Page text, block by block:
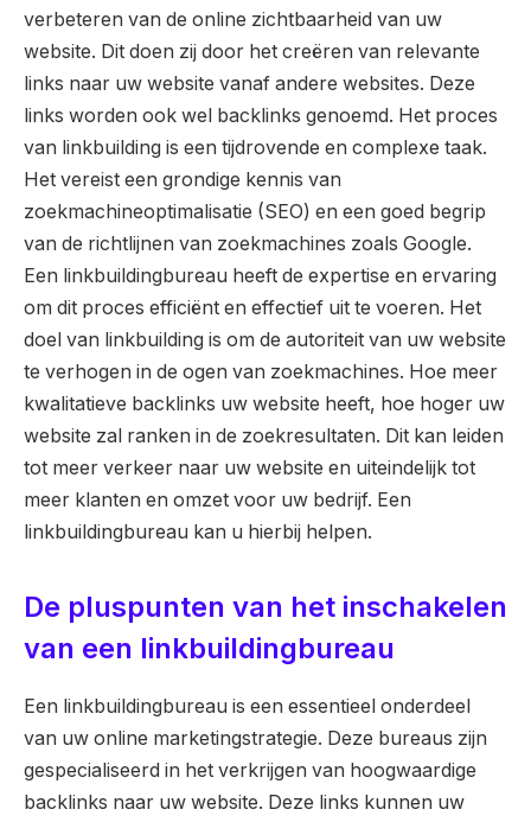
verbeteren van de online zichtbaarheid van uw
website. Dit doen zij door het creëren van relevante
links naar uw website vanaf andere websites. Deze
links worden ook wel backlinks genoemd. Het proces
van linkbuilding is een tijdrovende en complexe taak.
Het vereist een grondige kennis van
zoekmachineoptimalisatie (SEO) en een goed begrip
van de richtlijnen van zoekmachines zoals Google.
Een linkbuildingbureau heeft de expertise en ervaring
om dit proces efficiënt en effectief uit te voeren. Het
doel van linkbuilding is om de autoriteit van uw website
te verhogen in de ogen van zoekmachines. Hoe meer
kwalitatieve backlinks uw website heeft, hoe hoger uw
website zal ranken in de zoekresultaten. Dit kan leiden
tot meer verkeer naar uw website en uiteindelijk tot
meer klanten en omzet voor uw bedrijf. Een
linkbuildingbureau kan u hierbij helpen.
De pluspunten van het inschakelen
van een linkbuildingbureau
Een linkbuildingbureau is een essentieel onderdeel
van uw online marketingstrategie. Deze bureaus zijn
gespecialiseerd in het verkrijgen van hoogwaardige
backlinks naar uw website. Deze links kunnen uw